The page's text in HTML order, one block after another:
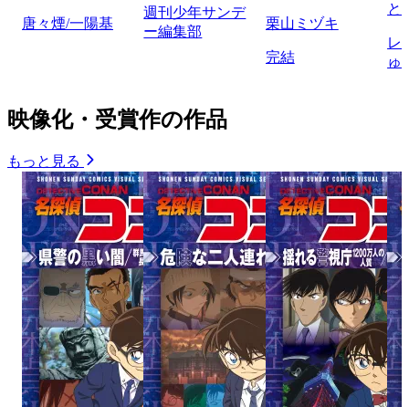
唐々煙/一陽基
週刊少年サンデ
ー編集部
栗山ミヅキ
完結
と
レ
ゅ
映像化・受賞作の作品
もっと見る